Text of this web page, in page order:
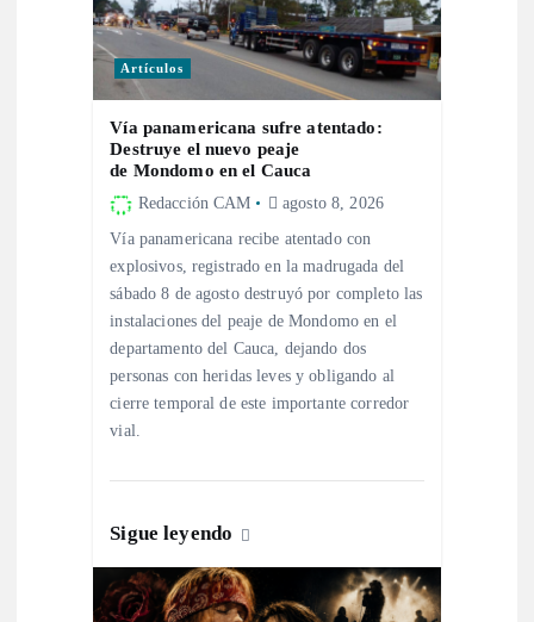
Artículos
Vía panamericana sufre atentado:
Destruye el nuevo peaje
de Mondomo en el Cauca
Redacción CAM agosto 8, 2026
Vía panamericana recibe atentado con
explosivos, registrado en la madrugada del
sábado 8 de agosto destruyó por completo las
instalaciones del peaje de Mondomo en el
departamento del Cauca, dejando dos
personas con heridas leves y obligando al
cierre temporal de este importante corredor
vial.
Sigue leyendo